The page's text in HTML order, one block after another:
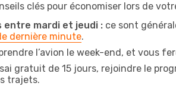
clés pour économiser lors de
entre mardi et jeudi : ce sont
dernière minute.
l’avion le week-end, et vous
gratuit de 15 jours, rejoindre le
trajets.